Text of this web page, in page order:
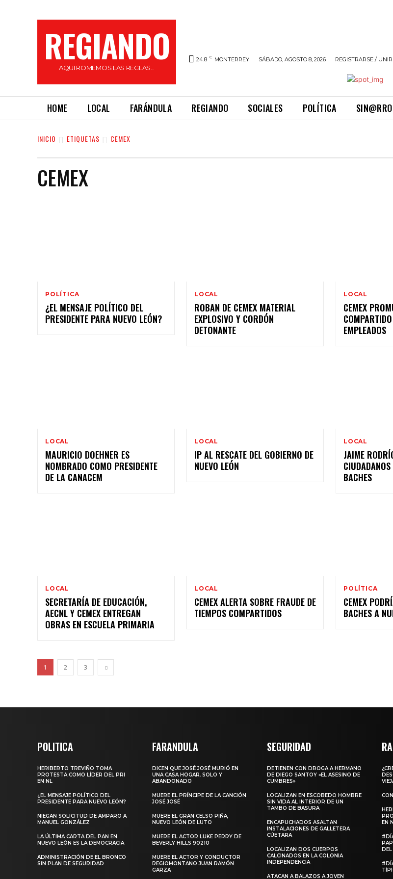
REGIANDO
AQUI ROMEMOS LAS REGLAS...
24.8 C MONTERREY SÁBADO, AGOSTO 8, 2026 REGISTRARSE /
HOME LOCAL FARÁNDULA REGIANDO SOCIALES POLÍTICA
INICIO ETIQUETAS CEMEX
CEMEX
POLÍTICA
¿EL MENSAJE POLÍTICO DEL
PRESIDENTE PARA NUEVO LEÓN?
LOCAL
ROBAN DE CEMEX MATERIAL
EXPLOSIVO Y CORDÓN
DETONANTE
LOCAL
CEMEX
EMPLEADOS
LOCAL
MAURICIO DOEHNER ES
NOMBRADO COMO PRESIDENTE
DE LA CANACEM
LOCAL
IP AL RESCATE DEL GOBIERNO DE
NUEVO LEÓN
LOCAL
JAIME
BACHES
LOCAL
SECRETARÍA DE EDUCACIÓN,
AECNL Y CEMEX ENTREGAN
OBRAS EN ESCUELA PRIMARIA
LOCAL
CEMEX ALERTA SOBRE FRAUDE DE
TIEMPOS COMPARTIDOS
POLÍTICA
CEMEX
BACHES A
1 2 3
POLITICA
HERIBERTO TREVIÑO TOMA
PROTESTA COMO LÍDER DEL PRI
EN NL
¿EL MENSAJE POLÍTICO DEL
PRESIDENTE PARA NUEVO LEÓN?
NIEGAN SOLICITUD DE AMPARO A
MANUEL GONZÁLEZ
LA ÚLTIMA CARTA DEL PAN EN
NUEVO LEÓN ES LA DEMOCRACIA
ADMINISTRACIÓN DE EL BRONCO
SIN PLAN DE SEGURIDAD
FARANDULA
DICEN QUE JOSÉ JOSÉ MURIÓ EN
UNA CASA HOGAR, SOLO Y
ABANDONADO
MUERE EL PRÍNCIPE DE LA CANCIÓN
JOSÉ JOSÉ
MUERE EL GRAN CELSO PIÑA,
NUEVO LEÓN DE LUTO
MUERE EL ACTOR LUKE PERRY DE
BEVERLY HILLS 90210
MUERE EL ACTOR Y CONDUCTOR
REGIOMONTANO JUAN RAMÓN
GARZA
SEGURIDAD
DETIENEN CON DROGA A HERMANO
DE DIEGO SANTOY «EL ASESINO DE
CUMBRES»
LOCALIZAN EN ESCOBEDO HOMBRE
SIN VIDA AL INTERIOR DE UN
TAMBO DE BASURA
ENCAPUCHADOS ASALTAN
INSTALACIONES DE GALLETERA
CÚETARA
LOCALIZAN DOS CUERPOS
CALCINADOS EN LA COLONIA
INDEPENDENCIA
ATACAN A BALAZOS A JOVEN
EN